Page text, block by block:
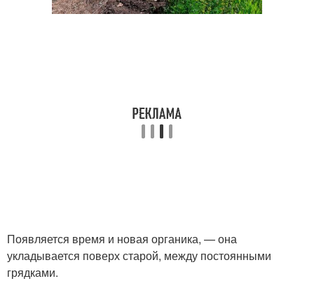
Появляется время и новая органика, — она
укладывается поверх старой, между постоянными
грядками.